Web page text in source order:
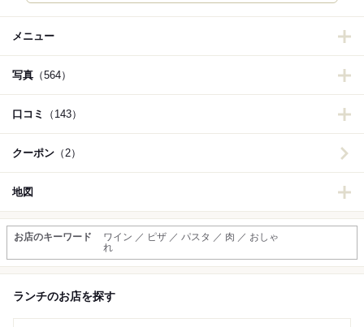
メニュー
写真 （564）
口コミ （143）
クーポン （2）
地図
お店のキーワード
ワイン ／ ピザ ／ パスタ ／ 肉 ／ おしゃ
れ
ランチのお店を探す